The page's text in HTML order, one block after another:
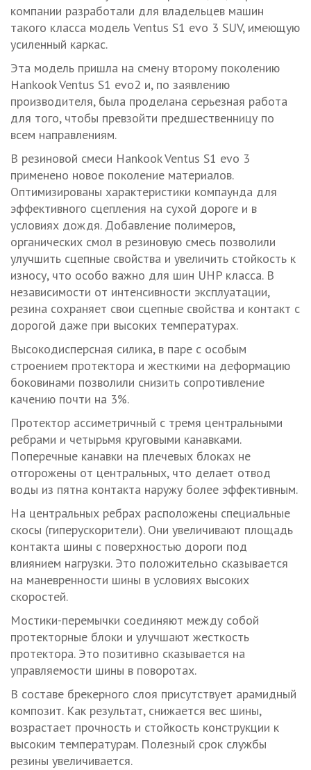
компании разработали для владельцев машин
такого класса модель Ventus S1 evo 3 SUV, имеющую
усиленный каркас.
Эта модель пришла на смену второму поколению
Hankook Ventus S1 evo2 и, по заявлению
производителя, была проделана серьезная работа
для того, чтобы превзойти предшественницу по
всем направлениям.
В резиновой смеси Hankook Ventus S1 evo 3
применено новое поколение материалов.
Оптимизированы характеристики компаунда для
эффективного сцепления на сухой дороге и в
условиях дождя. Добавление полимеров,
органических смол в резиновую смесь позволили
улучшить сцепные свойства и увеличить стойкость к
износу, что особо важно для шин UHP класса. В
независимости от интенсивности эксплуатации,
резина сохраняет свои сцепные свойства и контакт с
дорогой даже при высоких температурах.
Высокодисперсная силика, в паре с особым
строением протектора и жесткими на деформацию
боковинами позволили снизить сопротивление
качению почти на 3%.
Протектор ассиметричный с тремя центральными
ребрами и четырьмя круговыми канавками.
Поперечные канавки на плечевых блоках не
отгорожены от центральных, что делает отвод
воды из пятна контакта наружу более эффективным.
На центральных ребрах расположены специальные
скосы (гиперускорители). Они увеличивают площадь
контакта шины с поверхностью дороги под
влиянием нагрузки. Это положительно сказывается
на маневренности шины в условиях высоких
скоростей.
Мостики-перемычки соединяют между собой
протекторные блоки и улучшают жесткость
протектора. Это позитивно сказывается на
управляемости шины в поворотах.
В составе брекерного слоя присутствует арамидный
композит. Как результат, снижается вес шины,
возрастает прочность и стойкость конструкции к
высоким температурам. Полезный срок службы
резины увеличивается.